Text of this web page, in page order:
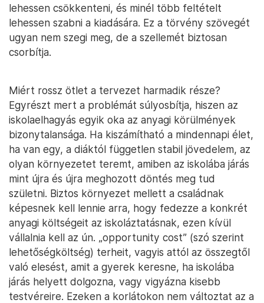
lehessen csökkenteni, és minél több feltételt
lehessen szabni a kiadására. Ez a törvény szövegét
ugyan nem szegi meg, de a szellemét biztosan
csorbítja.
Miért rossz ötlet a tervezet harmadik része?
Egyrészt mert a problémát súlyosbítja, hiszen az
iskolaelhagyás egyik oka az anyagi körülmények
bizonytalansága. Ha kiszámítható a mindennapi élet,
ha van egy, a diáktól független stabil jövedelem, az
olyan környezetet teremt, amiben az iskolába járás
mint újra és újra meghozott döntés meg tud
születni. Biztos környezet mellett a családnak
képesnek kell lennie arra, hogy fedezze a konkrét
anyagi költségeit az iskoláztatásnak, ezen kívül
vállalnia kell az ún. „opportunity cost” (szó szerint
lehetőségköltség) terheit, vagyis attól az összegtől
való elesést, amit a gyerek keresne, ha iskolába
járás helyett dolgozna, vagy vigyázna kisebb
testvéreire. Ezeken a korlátokon nem változtat az a